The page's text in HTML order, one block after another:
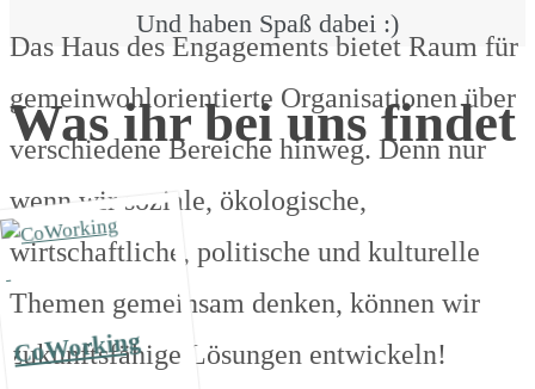
Das Haus des Engagements bietet Raum für
gemeinwohlorientierte Organisationen über
verschiedene Bereiche hinweg. Denn nur
wenn wir soziale, ökologische,
wirtschaftliche, politische und kulturelle
Themen gemeinsam denken, können wir
zukunftsfähige Lösungen entwickeln!
Und haben Spaß dabei :)
Was ihr bei uns findet
CoWorking